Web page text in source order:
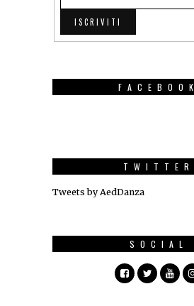
FACEBOOK
TWITTER
Tweets by AedDanza
SOCIAL